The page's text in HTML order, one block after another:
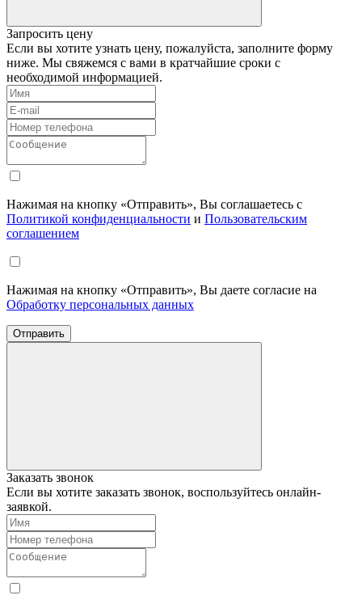
Запросить цену
Если вы хотите узнать цену, пожалуйста, заполните форму
ниже. Мы свяжемся с вами в кратчайшие сроки с
необходимой информацией.
Нажимая на кнопку «Отправить», Вы соглашаетесь с
Политикой конфиденциальности и Пользовательским
соглашением
Нажимая на кнопку «Отправить», Вы даете согласие на
Обработку персональных данных
Отправить
Заказать звонок
Если вы хотите заказать звонок, воспользуйтесь онлайн-
заявкой.